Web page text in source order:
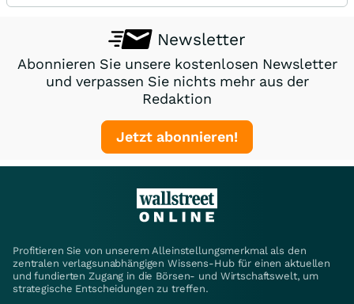
Newsletter
Abonnieren Sie unsere kostenlosen Newsletter
und verpassen Sie nichts mehr aus der
Redaktion
Jetzt abonnieren!
Profitieren Sie von unserem Alleinstellungsmerkmal als den
zentralen verlagsunabhängigen Wissens-Hub für einen aktuellen
und fundierten Zugang in die Börsen- und Wirtschaftswelt, um
strategische Entscheidungen zu treffen.